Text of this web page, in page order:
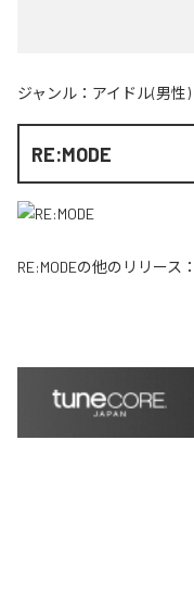
ジャンル： アイドル(男性)
RE:MODE
RE:MODEの他のリリース：